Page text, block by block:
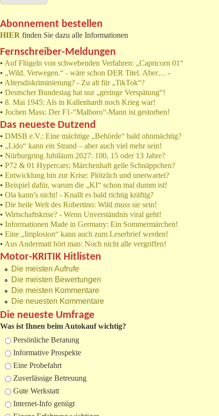
Abonnement bestellen
HIER finden Sie dazu alle Informationen
Fernschreiber-Meldungen
• Auf Flügeln von schwebenden Verfahren: „Capricorn 01“
• „Wild. Verwegen.“ - wäre schon DER Titel. Aber… -
• Altersdiskriminierung? - Zu alt für „TikTok“?
• Deutscher Bundestag hat nur „geringe Verspätung“!
• 8. Mai 1945: Als in Kallenhardt noch Krieg war!
• Jochen Mass: Der F1-“Malboro“-Mann ist gestorben!
Das neueste Dutzend
• DMSB e.V.: Eine mächtige „Behörde“ bald ohnmächtig?
• „Lido“ kann ein Strand – aber auch viel mehr sein!
• Nürburgring Jubiläum 2027: 100, 15 oder 13 Jahre?
• P72 & 01 Hypercars: Märchenhaft geile Schnäppchen?
• Entwicklung hin zur Krise: Plötzlich und unerwartet?
• Beispiel dafür, warum die „KI“ schon mal dumm ist!
• Ola kann’s nicht! - Knallt es bald richtig kräftig?
• Die heile Welt des Robertino: Wild muss sie sein!
• Wirtschaftskrise? - Wenn Unverständnis viral geht!
• Informationen Made in Germany: Ein Sommermärchen!
• Eine „Implosion“ kann auch zum Leserbrief werden!
• Aus Andermatt hört man: Noch nicht alle vergriffen!
Motor-KRITIK Hitlisten
Die meisten Aufrufe
Die meisten Bewertungen
Die meisten Kommentare
Die neuesten Kommentare
Die neueste Umfrage
Was ist Ihnen beim Autokauf wichtig?
Auswahlmöglichkeiten
Persönliche Beratung
Informative Prospekte
Eine Probefahrt
Zuverlässige Betreuung
Gute Werkstatt
Internet-Info genügt